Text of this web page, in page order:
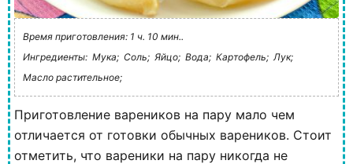
Время приготовления: 1 ч. 10 мин..
Ингредиенты: Мука; Соль; Яйцо; Вода; Картофель; Лук;
Масло растительное;
Приготовление вареников на пару мало чем
отличается от готовки обычных вареников. Стоит
отметить, что вареники на пару никогда не